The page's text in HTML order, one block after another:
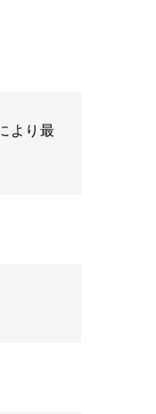
より最